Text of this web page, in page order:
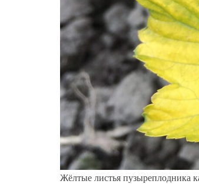
Жёлтые листья пузыреплодника